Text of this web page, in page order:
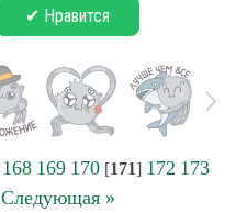
✔ Нравится
168 169 170[171] 172 173
Следующая »